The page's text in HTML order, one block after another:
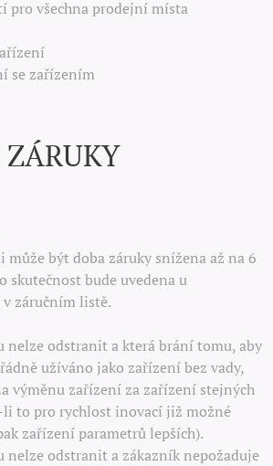
pro všechna prodejní místa
se zařízením
může být doba záruky snížena až na 6
skutečnost bude uvedena u
záručním listě.
nelze odstranit a která brání tomu, aby
užíváno jako zařízení bez vady,
výměnu zařízení za zařízení stejných
to pro rychlost inovací již možné
zařízení parametrů lepších).
nelze odstranit a zákazník nepožaduje